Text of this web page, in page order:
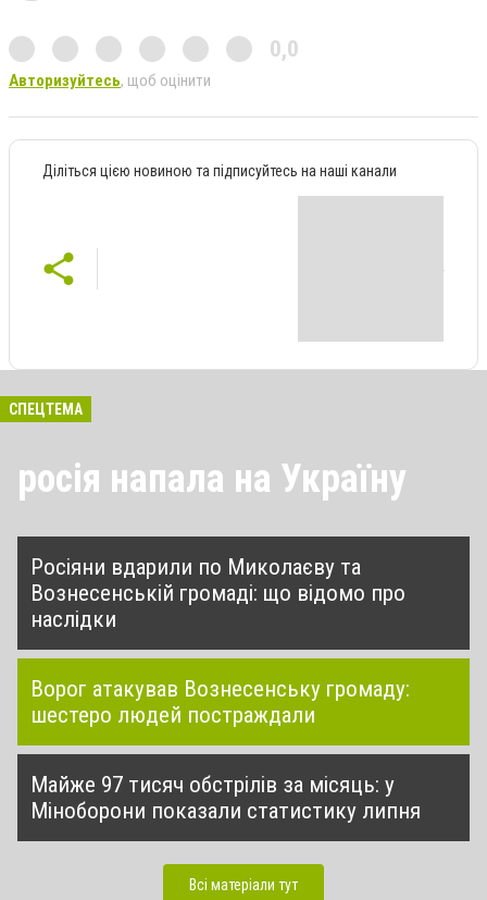
0,0
Авторизуйтесь, щоб оцінити
Діліться цією новиною та підписуйтесь на наші канали
СПЕЦТЕМА
росія напала на Україну
Росіяни вдарили по Миколаєву та
Вознесенській громаді: що відомо про
наслідки
Ворог атакував Вознесенську громаду:
шестеро людей постраждали
Майже 97 тисяч обстрілів за місяць: у
Міноборони показали статистику липня
Всі матеріали тут